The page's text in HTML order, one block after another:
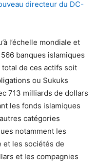
directeur du DC-
l’échelle mondiale et
banques islamiques
de ces actifs soit
ou Sukuks
713 milliards de dollars
les fonds islamiques
catégories
notamment les
et les sociétés de
et les compagnies